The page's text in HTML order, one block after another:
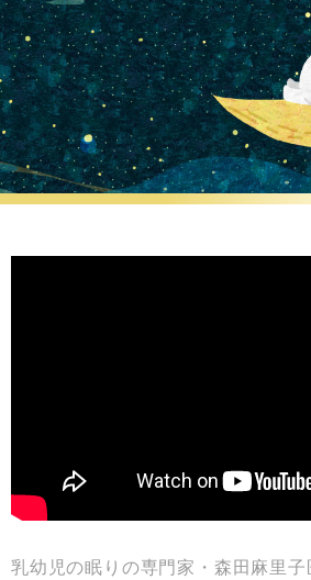
乳幼児の眠りの専門家・森田麻里